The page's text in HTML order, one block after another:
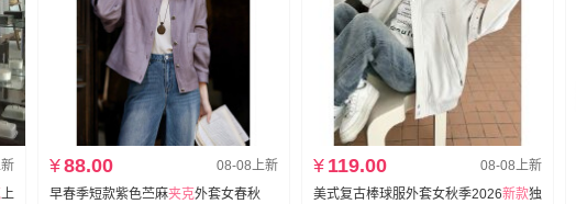
上
08-08上新
¥88.00
早春季短款紫色苎麻夹克外套女春秋
08-08上新
¥ 119.00
美式复古棒球服外套女秋季2026新款独